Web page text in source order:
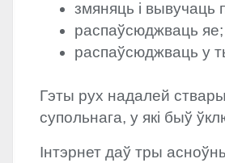
змяняць і вывучаць
распаўсюджваць яе;
распаўсюджваць у
Гэты рух надалей
супольнага, у які быў
Інтэрнет даў тры